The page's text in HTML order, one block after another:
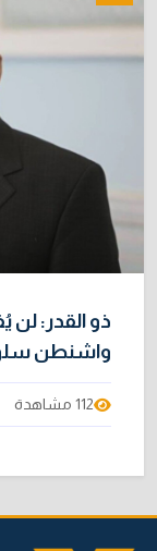
ذو القدر: لن
واشنطن
112 مشاهدة